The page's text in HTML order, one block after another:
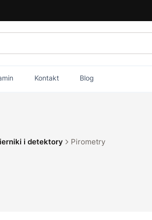
Kontakt Blog
i detektory Pirometry